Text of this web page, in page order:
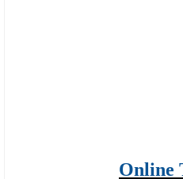
Online